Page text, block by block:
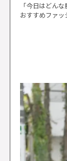
「今日はどん
おすすめファッ